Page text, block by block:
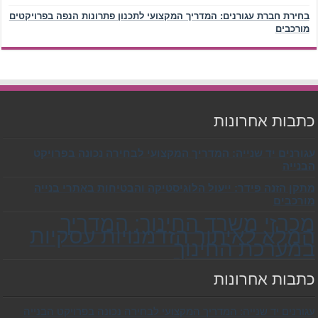
בחירת חברת עגורנים: המדריך המקצועי לתכנון פתרונות הנפה בפרויקטים
מורכבים
כתבות אחרונות
עגורנים יד שנייה: המדריך המקצועי לבחירה נכונה בפרויקט
הבנייה
מתקן הזנה פידר: ייעול הלוגיסטיקה והבטיחות באתרי בנייה
מורכבים
מכרזי משרד החינוך: המדריך
המלא לאיתור הזדמנויות עסקיות
במערכת החינוך
כתבות אחרונות
עגורנים יד שנייה: המדריך המקצועי לבחירה נכונה בפרויקט הבנייה